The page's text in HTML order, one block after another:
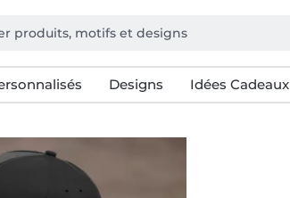
Designs Idées Cadeaux